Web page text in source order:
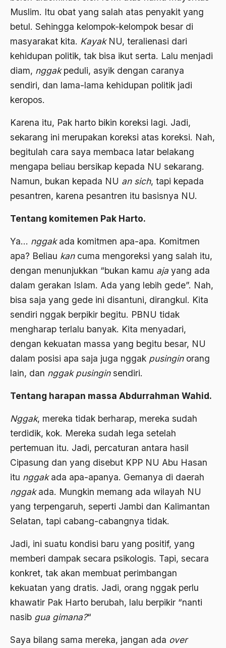
Muslim. Itu obat yang salah atas penyakit yang
betul. Sehingga kelompok-kelompok besar di
masyarakat kita. KayakNU, teralienasi dari
kehidupan politik, tak bisa ikut serta. Lalu menjadi
diam, nggakpeduli, asyik dengan caranya
sendiri, dan lama-lama kehidupan politik jadi
keropos.
Karena itu, Pak harto bikin koreksi lagi. Jadi,
sekarang ini merupakan koreksi atas koreksi. Nah,
begitulah cara saya membaca latar belakang
mengapa beliau bersikap kepada NU sekarang.
Namun, bukan kepada NU an sich, tapi kepada
pesantren, karena pesantren itu basisnya NU.
Tentang komitemen Pak Harto.
Ya… nggakada komitmen apa-apa. Komitmen
apa? Beliau kancuma mengoreksi yang salah itu,
dengan menunjukkan “bukan kamu aja yang ada
dalam gerakan Islam. Ada yang lebih gede”. Nah,
bisa saja yang gede ini disantuni, dirangkul. Kita
sendiri nggak berpikir begitu. PBNU tidak
mengharap terlalu banyak. Kita menyadari,
dengan kekuatan massa yang begitu besar, NU
dalam posisi apa saja juga nggak pusinginorang
lain, dan nggak pusinginsendiri.
Tentang harapan massa Abdurrahman Wahid.
Nggak, mereka tidak berharap, mereka sudah
terdidik, kok. Mereka sudah lega setelah
pertemuan itu. Jadi, percaturan antara hasil
Cipasung dan yang disebut KPP NU Abu Hasan
itu nggakada apa-apanya. Gemanya di daerah
nggakada. Mungkin memang ada wilayah NU
yang terpengaruh, seperti Jambi dan Kalimantan
Selatan, tapi cabang-cabangnya tidak.
Jadi, ini suatu kondisi baru yang positif, yang
memberi dampak secara psikologis. Tapi, secara
konkret, tak akan membuat perimbangan
kekuatan yang dratis. Jadi, orang nggak perlu
khawatir Pak Harto berubah, lalu berpikir “nanti
nasib gua gimana?“
Saya bilang sama mereka, jangan ada over
1977
1976
1975
1974
1972
1971
Afrika
Afrika utara
Agama & Negara
Agama Asli
Agama Asli Indonesia
Agama dan Negara
Agama dan negaraa
Agama dan Pemerintah
Agama dan Politik
Agama dan Praktis
Agama Demokrasi
Agama di Asia
agama elitis
Agama Inovasi
Agama Islam
agama populer
Agama Terang
Agraria
agraris
Agum Gumelar
Ahimsa
Ahli
ahli fikih
Ahli Ilmu Agama
ahlul sunnah wal jamaah
Ahlussunnah
Ahlussunnah Wal jamaah